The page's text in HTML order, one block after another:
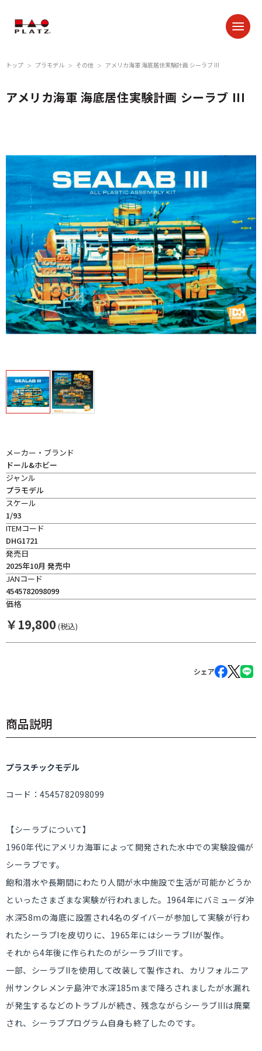
トップ ＞ プラモデル ＞ その他 ＞ アメリカ海軍 海底居住実験計画 シーラブ III
アメリカ海軍 海底居住実験計画 シーラブ III
メーカー・ブランド
ドール&ホビー
ジャンル
プラモデル
スケール
1/93
ITEMコード
DHG1721
発売日
2025年10月 発売中
JANコード
4545782098099
価格
￥19,800 (税込)
シェア
商品説明
プラスチックモデル
コード：4545782098099
【シーラブについて】
1960年代にアメリカ海軍によって開発された水中での実験設備が
シーラブです。
飽和潜水や長期間にわたり人間が水中施設で生活が可能かどうか
といったさまざまな実験が行われました。1964年にバミューダ沖
水深58mの海底に設置され4名のダイバーが参加して実験が行わ
れたシーラブIを皮切りに、1965年にはシーラブIIが製作。
それから4年後に作られたのがシーラブIIIです。
一部、シーラブIIを使用して改装して製作され、カリフォルニア
州サンクレメンテ島沖で水深185mまで降ろされましたが水漏れ
が発生するなどのトラブルが続き、残念ながらシーラブIIIは廃棄
され、シーラブプログラム自身も終了したのです。